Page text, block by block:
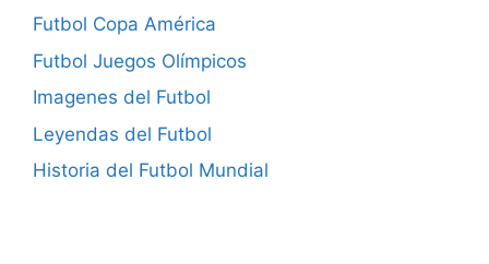
Futbol Copa América
Futbol Juegos Olímpicos
Imagenes del Futbol
Leyendas del Futbol
Historia del Futbol Mundial